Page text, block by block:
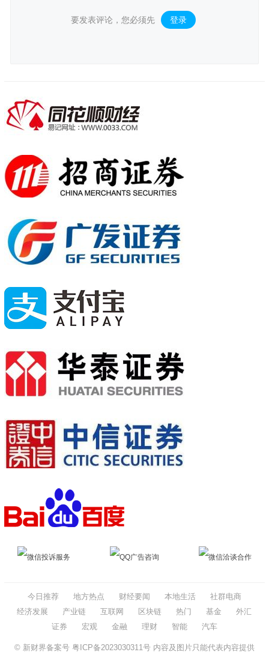
要发表评论，您必须先 登录 。
微信投诉服务 QQ广告咨询 微信洽谈合作
今日推荐 地方热点 财经要闻 本地生活
社群电商
经济发展
产业链 互联网 区块链 热门 基金
外汇
证券
宏观 金融 理财 智能 汽车
© 新财界备案号 粤ICP备2023030311号内容及图片只能代表内容提供